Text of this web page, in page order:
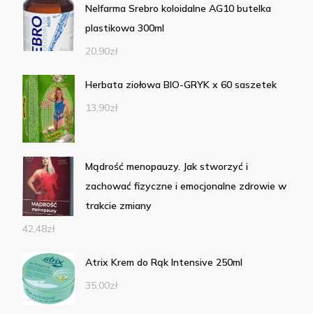
Nelfarma Srebro koloidalne AG10 butelka
plastikowa 300ml
20,90zł
Herbata ziołowa BIO-GRYK x 60 saszetek
13,90zł
Mądrość menopauzy. Jak stworzyć i
zachować fizyczne i emocjonalne zdrowie w
trakcie zmiany
42,48zł
Atrix Krem do Rąk Intensive 250ml
35,00zł